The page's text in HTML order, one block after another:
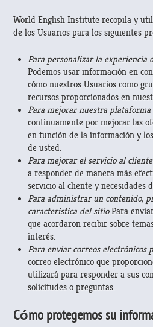
World English Institute recopila y
de los Usuarios para los siguientes
Para personalizar la experiencia
Podemos usar información en
cómo nuestros Usuarios como
recursos proporcionados en
Para mejorar nuestra plataforma
continuamente por mejorar las
en función de la información y
de usted.
Para mejorar el servicio al cliente
a responder de manera más
servicio al cliente y necesidades
Para administrar un contenido,
característica del sitioPara
que acordaron recibir sobre
interés.
Para enviar correos electrónicos
correo electrónico que
utilizará para responder a sus
solicitudes o preguntas.
Cómo protegemos su